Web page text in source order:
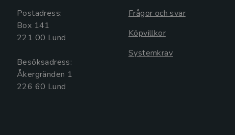
Postadress:
Box 141
221 00 Lund
Besöksadress:
Åkergränden 1
Frågor och svar
Köpvillkor
Systemkrav